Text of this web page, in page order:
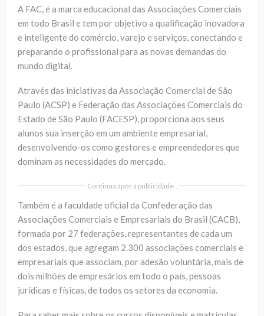
A FAC, é a marca educacional das Associações Comerciais
em todo Brasil e tem por objetivo a qualificação inovadora
e inteligente do comércio, varejo e serviços, conectando e
preparando o profissional para as novas demandas do
mundo digital.
Através das iniciativas da Associação Comercial de São
Paulo (ACSP) e Federação das Associações Comerciais do
Estado de São Paulo (FACESP), proporciona aos seus
alunos sua inserção em um ambiente empresarial,
desenvolvendo-os como gestores e empreendedores que
dominam as necessidades do mercado.
Continua após a publicidade..
Também é a faculdade oficial da Confederação das
Associações Comerciais e Empresariais do Brasil (CACB),
formada por 27 federações, representantes de cada um
dos estados, que agregam 2.300 associações comerciais e
empresariais que associam, por adesão voluntária, mais de
dois milhões de empresários em todo o país, pessoas
jurídicas e físicas, de todos os setores da economia.